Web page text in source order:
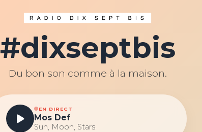
#dixseptbis
Du bon son comme à la maison.
EN DIRECT
Mos Def
Sun, Moon, Stars